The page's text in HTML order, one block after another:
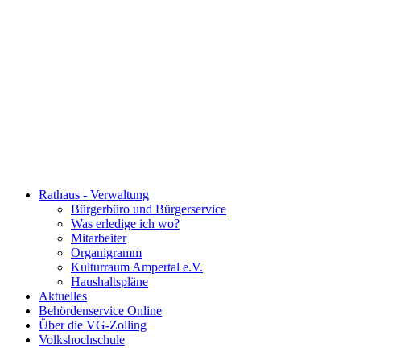
Rathaus - Verwaltung
Bürgerbüro und Bürgerservice
Was erledige ich wo?
Mitarbeiter
Organigramm
Kulturraum Ampertal e.V.
Haushaltspläne
Aktuelles
Behördenservice Online
Über die VG-Zolling
Volkshochschule